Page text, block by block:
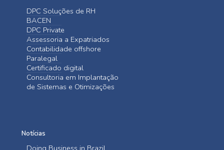
DPC Soluções de RH
BACEN
DPC Private
Assessoria a Expatriados
Contabilidade offshore
Paralegal
Certificado digital
Consultoria em Implantação
de Sistemas e Otimizações
Notícias
Doing Business in Brazil